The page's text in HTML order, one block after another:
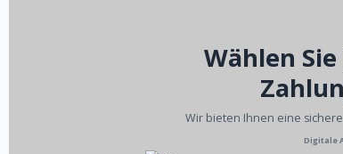
Wählen
Wir bieten Ihnen eine
Digitale